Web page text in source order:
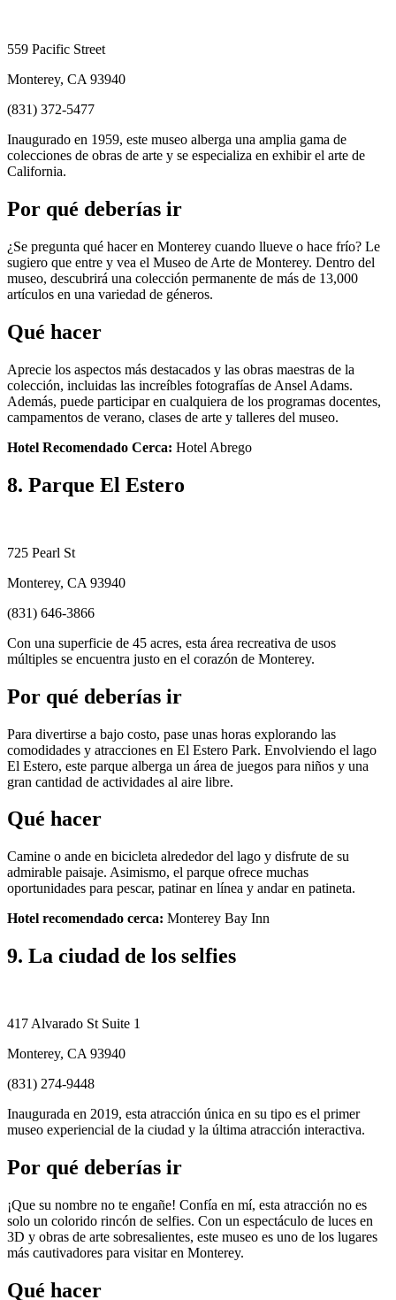
559 Pacific Street
Monterey, CA 93940
(831) 372-5477
Inaugurado en 1959, este museo alberga una amplia gama de
colecciones de obras de arte y se especializa en exhibir el arte de
California.
Por qué deberías ir
¿Se pregunta qué hacer en Monterey cuando llueve o hace frío? Le
sugiero que entre y vea el Museo de Arte de Monterey. Dentro del
museo, descubrirá una colección permanente de más de 13,000
artículos en una variedad de géneros.
Qué hacer
Aprecie los aspectos más destacados y las obras maestras de la
colección, incluidas las increíbles fotografías de Ansel Adams.
Además, puede participar en cualquiera de los programas docentes,
campamentos de verano, clases de arte y talleres del museo.
Hotel Recomendado Cerca: Hotel Abrego
8. Parque El Estero
725 Pearl St
Monterey, CA 93940
(831) 646-3866
Con una superficie de 45 acres, esta área recreativa de usos
múltiples se encuentra justo en el corazón de Monterey.
Por qué deberías ir
Para divertirse a bajo costo, pase unas horas explorando las
comodidades y atracciones en El Estero Park. Envolviendo el lago
El Estero, este parque alberga un área de juegos para niños y una
gran cantidad de actividades al aire libre.
Qué hacer
Camine o ande en bicicleta alrededor del lago y disfrute de su
admirable paisaje. Asimismo, el parque ofrece muchas
oportunidades para pescar, patinar en línea y andar en patineta.
Hotel recomendado cerca: Monterey Bay Inn
9. La ciudad de los selfies
417 Alvarado St Suite 1
Monterey, CA 93940
(831) 274-9448
Inaugurada en 2019, esta atracción única en su tipo es el primer
museo experiencial de la ciudad y la última atracción interactiva.
Por qué deberías ir
¡Que su nombre no te engañe! Confía en mí, esta atracción no es
solo un colorido rincón de selfies. Con un espectáculo de luces en
3D y obras de arte sobresalientes, este museo es uno de los lugares
más cautivadores para visitar en Monterey.
Qué hacer